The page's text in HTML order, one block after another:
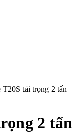
tải trọng 2 tấn
2 tấn